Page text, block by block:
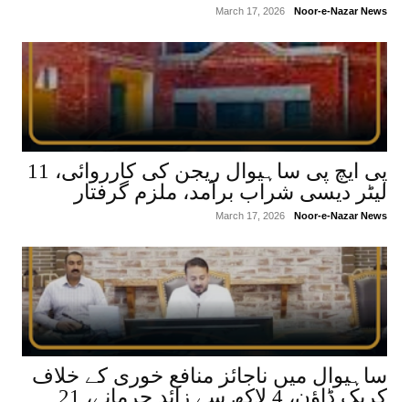
Noor-e-Nazar News
March 17, 2026
پی ایچ پی ساہیوال ریجن کی کارروائی، 11
لیٹر دیسی شراب برآمد، ملزم گرفتار
Noor-e-Nazar News
March 17, 2026
ساہیوال میں ناجائز منافع خوری کے خلاف
کریک ڈاؤن، 4 لاکھ سے زائد جرمانے، 21